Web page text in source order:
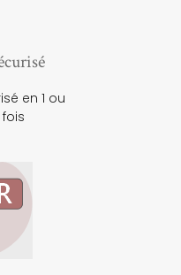
en 1 ou